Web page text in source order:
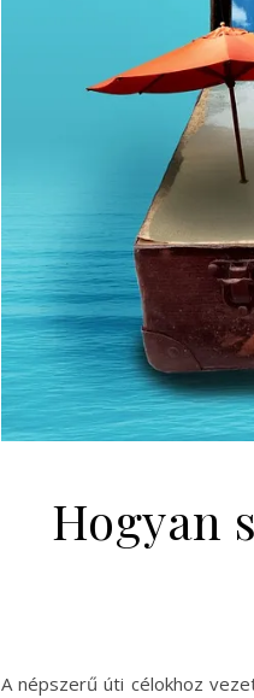
Hogyan
A népszerű úti célokhoz